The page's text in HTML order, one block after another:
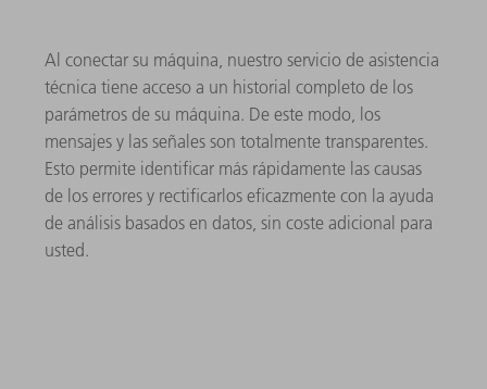
Al conectar su máquina, nuestro servicio de asistencia
técnica tiene acceso a un historial completo de los
parámetros de su máquina. De este modo, los
mensajes y las señales son totalmente transparentes.
Esto permite identificar más rápidamente las causas
de los errores y rectificarlos eficazmente con la ayuda
de análisis basados en datos, sin coste adicional para
usted.